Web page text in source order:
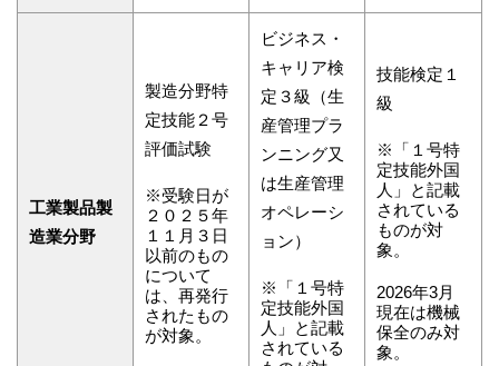
工業製品製
造業分野
製造分野特
定技能２号
評価試験
※受験日が
２０２５年
１１月３日
以前のもの
について
は、再発行
されたもの
が対象。
ビジネス・
キャリア検
定３級（生
産管理プラ
ンニング又
は生産管理
オペレーシ
ョン）
※「１号特
定技能外国
人」と記載
されている
技能検定１
級
※「１号特
定技能外国
人」と記載
されている
ものが対
象。
2026年3月
現在は機械
保全のみ対
象。